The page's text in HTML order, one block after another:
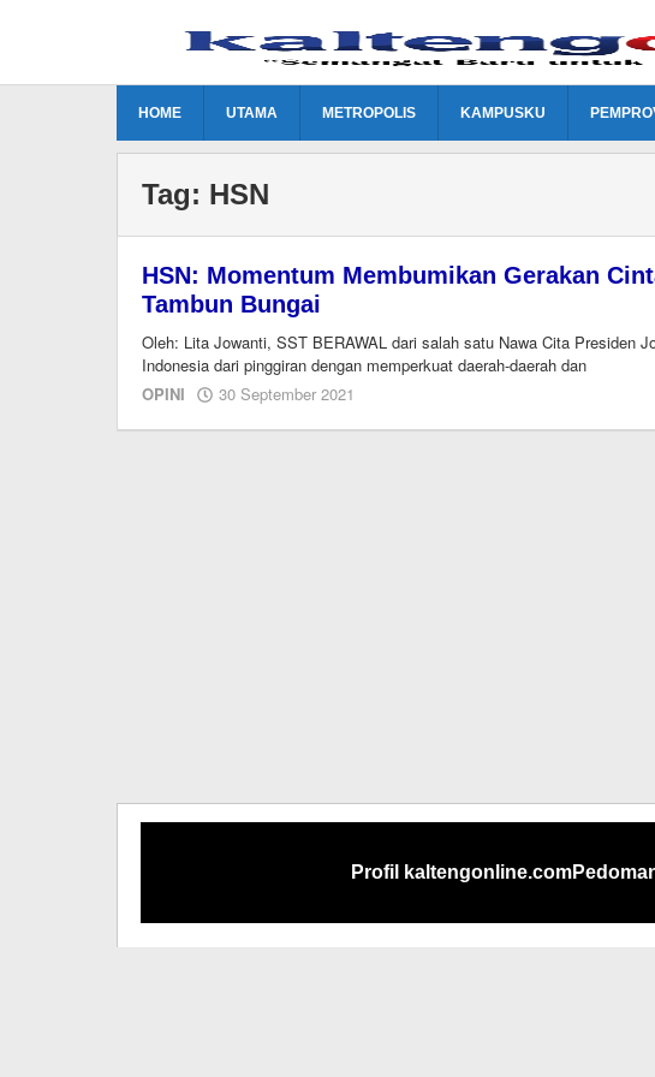
HOME UTAMA METROPOLIS KAMPUSKU
Tag: HSN
HSN: Momentum Membumikan Gerakan
Tambun Bungai
Oleh: Lita Jowanti, SST BERAWAL dari salah satu Nawa Cita Presiden
Indonesia dari pinggiran dengan memperkuat daerah-daerah dan
OPINI
30 September 2021
Profil kaltengonline.com